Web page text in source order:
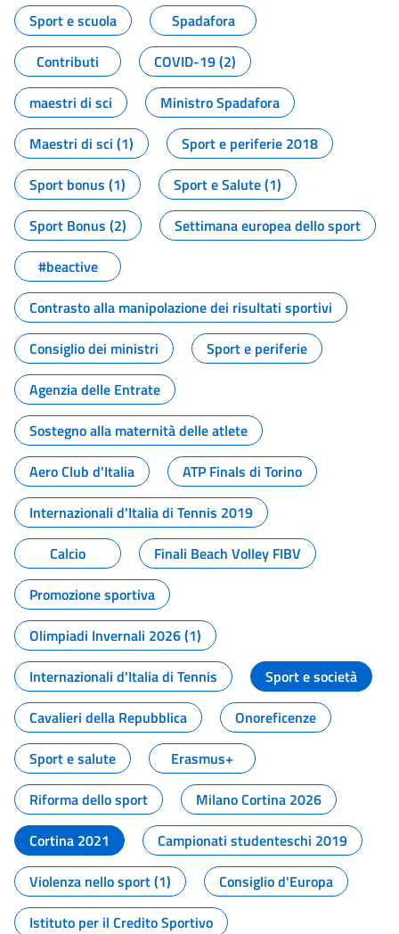
Sport e scuola
Spadafora
Contributi
COVID-19 (2)
maestri di sci
Ministro Spadafora
Maestri di sci (1)
Sport e periferie 2018
Sport bonus (1)
Sport e Salute (1)
Sport Bonus (2)
Settimana europea dello sport
#beactive
Contrasto alla manipolazione dei risultati sportivi
Consiglio dei ministri
Sport e periferie
Agenzia delle Entrate
Sostegno alla maternità delle atlete
Aero Club d'Italia
ATP Finals di Torino
Internazionali d'Italia di Tennis 2019
Calcio
Finali Beach Volley FIBV
Promozione sportiva
Olimpiadi Invernali 2026 (1)
Internazionali d'Italia di Tennis
Sport e società
Cavalieri della Repubblica
Onoreficenze
Sport e salute
Erasmus+
Riforma dello sport
Milano Cortina 2026
Cortina 2021
Campionati studenteschi 2019
Violenza nello sport (1)
Consiglio d'Europa
Istituto per il Credito Sportivo